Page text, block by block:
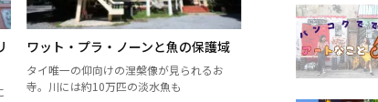
ワット・プラ・ノーンと魚の保護域
タイ唯一の仰向けの涅槃像が見られるお
寺。川には約10万匹の淡水魚も